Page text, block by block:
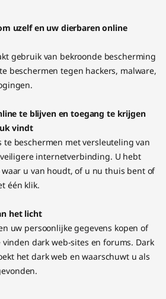
uzelf en uw dierbaren online
gebruik van bekroonde bescherming
beschermen tegen hackers, malware,
te blijven en toegang te krijgen
vindt
te beschermen met versleuteling van
internetverbinding. U hebt
u van houdt, of u nu thuis bent of
één klik.
het licht
uw persoonlijke gegevens kopen of
dark web-sites en forums. Dark
het dark web en waarschuwt u als